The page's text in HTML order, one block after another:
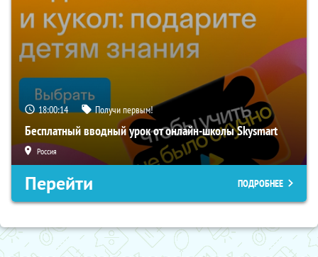
18:00:13 Получи первым!
Бесплатный вводный урок от онлайн-школы Skysmart
Россия
Перейти ПОДРОБНЕЕ